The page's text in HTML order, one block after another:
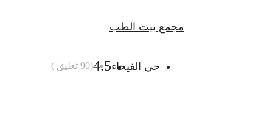
مجمع بيت الطب
حي الفيحاء4.5
(
90 تعليق )